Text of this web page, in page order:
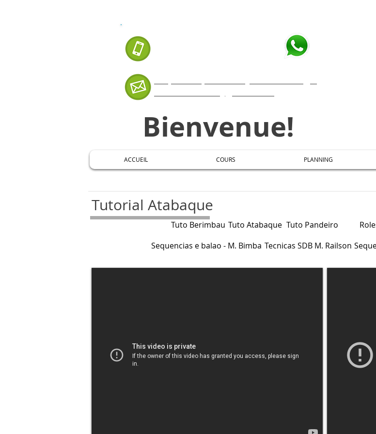
Bienvenue!
ACCUEIL COURS PLANNING
Tutorial Atabaque
Tuto Berimbau Tuto Atabaque Tuto Pandeiro
Sequencias e balao - M. Bimba Tecnicas SDB M. Railson